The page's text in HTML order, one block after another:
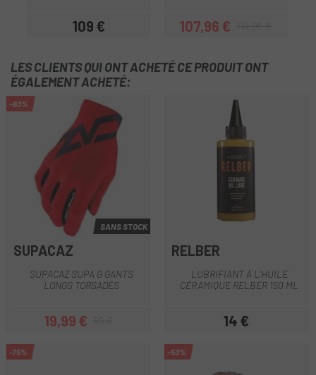
Prix
109 € Prix
107,96 €Prix habituel
LES CLIENTS QUI ONT ACHETÉ CE PRODUIT ONT
ÉGALEMENT ACHETÉ:
-63%
SANS STOCK
SUPACAZ
SUPACAZ SUPA G GANTS
LONGS TORSADÉS
Prix
19,99 €Prix habituel
RELBER
LUBRIFIANT À L'HUILE
CÉRAMIQUE RELBER 150 ML
Prix
14 €
-75% -53%